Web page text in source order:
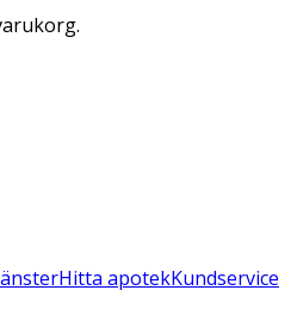
Hitta apotekKundservice